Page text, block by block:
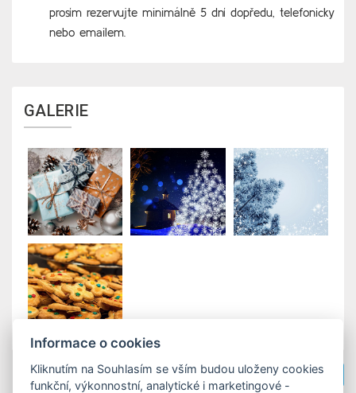
prosím rezervujte minimálně 5 dní dopředu, telefonicky
nebo emailem.
GALERIE
Zpět na pobytové balíčky
Informace o cookies
Kliknutím na Souhlasím se vším budou uloženy cookies
funkční, výkonnostní, analytické i marketingové -